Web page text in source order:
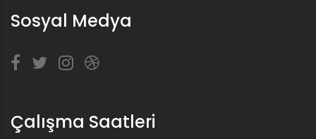
Sosyal Medya
Çalışma Saatleri